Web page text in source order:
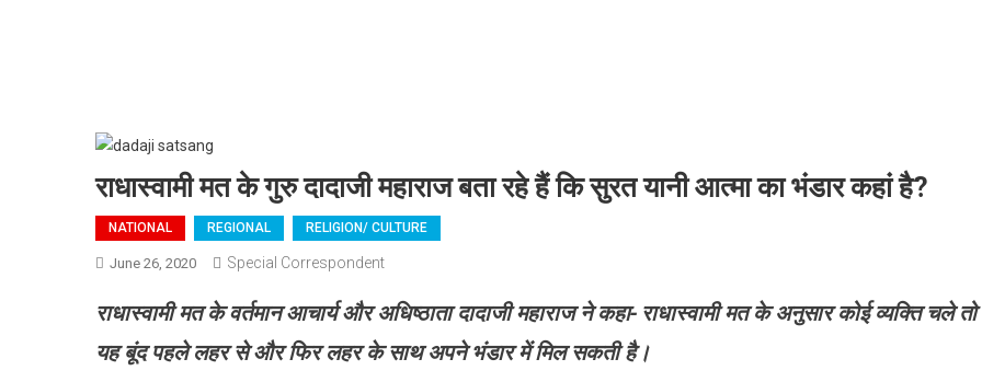
राधास्वामी मत के गुरु दादाजी महाराज बता रहे हैं कि सुरत यानी आत्मा का भंडार कहां है?
NATIONAL REGIONAL RELIGION/ CULTURE
June 26, 2020 Special Correspondent
राधास्वामी मत के वर्तमान आचार्य और अधिष्ठाता दादाजी महाराज ने कहा- राधास्वामीमत के अनुसार कोई व्यक्ति चले तो
यह बूंद पहले लहर से और फिर लहर के साथ अपने भंडार में मिल सकती है।